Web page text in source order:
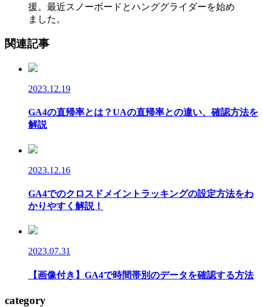
援。最近スノーボードとハンググライダーを始め
ました。
関連記事
2023.12.19
GA4の直帰率とは？UAの直帰率との違い、確認方法を
解説
2023.12.16
GA4でのクロスドメイントラッキングの設定方法をわ
かりやすく解説！
2023.07.31
【画像付き】GA4で時間帯別のデータを確認する方法
category